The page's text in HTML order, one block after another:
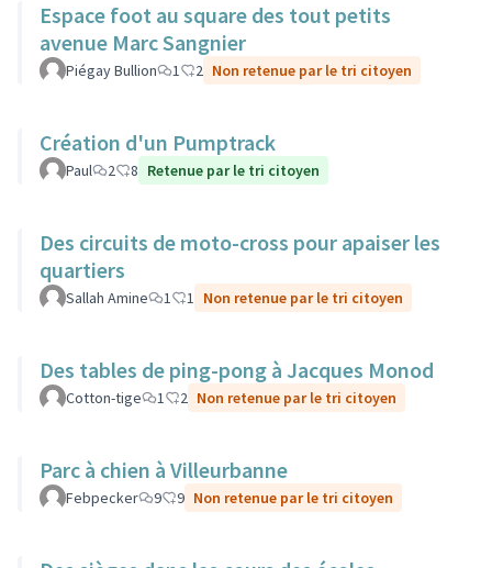
Espace foot au square des tout petits
avenue Marc Sangnier
Piégay Bullion 1 2 Non retenue par le tri citoyen
Création d'un Pumptrack
Paul 2 8 Retenue par le tri citoyen
Des circuits de moto-cross pour apaiser les
quartiers
Sallah Amine 1 1 Non retenue par le tri citoyen
Des tables de ping-pong à Jacques Monod
Cotton-tige 1 2 Non retenue par le tri citoyen
Parc à chien à Villeurbanne
Febpecker 9 9 Non retenue par le tri citoyen